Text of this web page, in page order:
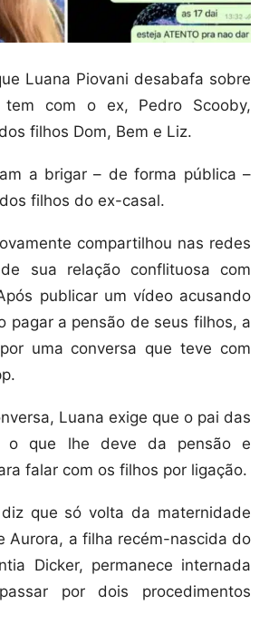
Luana Piovani desabafa sobre
tem com o ex, Pedro Scooby,
filhos Dom, Bem e Liz.
a brigar – de forma pública –
filhos do ex-casal.
compartilhou nas redes
sua relação conflituosa com
publicar um vídeo acusando
pagar a pensão de seus filhos, a
uma conversa que teve com
Luana exige que o pai das
o que lhe deve da pensão e
falar com os filhos por ligação.
que só volta da maternidade
Aurora, a filha recém-nascida do
Dicker, permanece internada
por dois procedimentos